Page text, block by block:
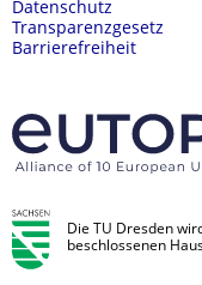
Datenschutz
Transparenzgesetz
Barrierefreiheit
Die TU Dresden
beschlossenen